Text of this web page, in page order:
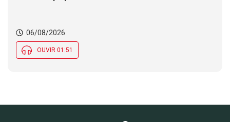
06/08/2026
OUVIR 01:51